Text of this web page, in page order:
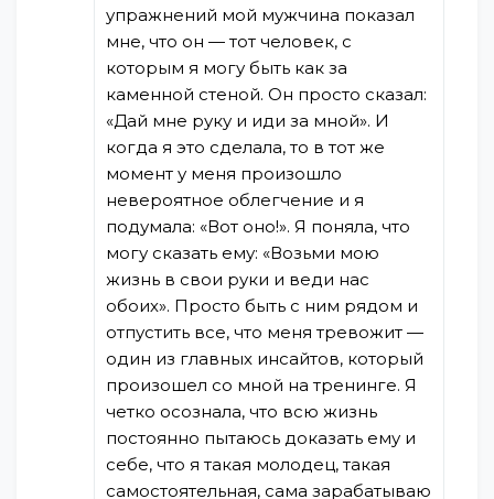
упражнений мой мужчина показал
мне, что он — тот человек, с
которым я могу быть как за
каменной стеной. Он просто сказал:
«Дай мне руку и иди за мной». И
когда я это сделала, то в тот же
момент у меня произошло
невероятное облегчение и я
подумала: «Вот оно!». Я поняла, что
могу сказать ему: «Возьми мою
жизнь в свои руки и веди нас
обоих». Просто быть с ним рядом и
отпустить все, что меня тревожит —
один из главных инсайтов, который
произошел со мной на тренинге. Я
четко осознала, что всю жизнь
постоянно пытаюсь доказать ему и
себе, что я такая молодец, такая
самостоятельная, сама зарабатываю